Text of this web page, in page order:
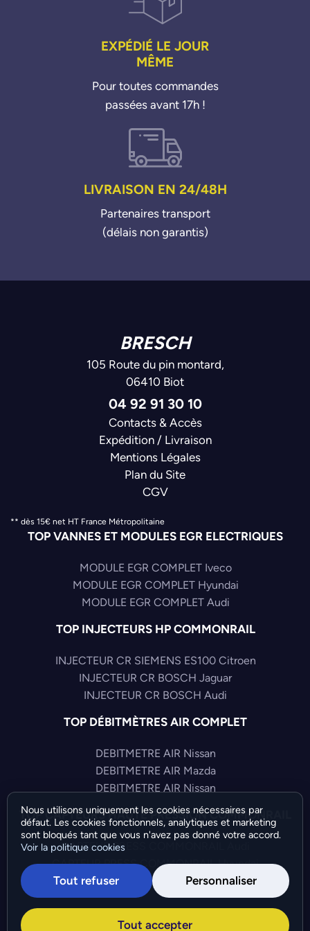
Scenic 3 19c DCI 09>
Trafic 2 20c DCI 06>EXPÉDIÉ LE JOUR
MÊME
Pour toutes commandes
passées avant 17h !
LIVRAISON EN 24/48H
Partenaires transport
(délais non garantis)
BRESCH
105 Route du pin montard,
06410 Biot
04 92 91 30 10
Contacts & Accès
Expédition / Livraison
Mentions Légales
Plan du Site
CGV
** dès 15€ net HT France Métropolitaine
TOP VANNES ET MODULES EGR ELECTRIQUES
MODULE EGR COMPLET Iveco
MODULE EGR COMPLET Hyundai
MODULE EGR COMPLET Audi
TOP INJECTEURS HP COMMONRAIL
INJECTEUR CR SIEMENS ES100 Citroen
INJECTEUR CR BOSCH Jaguar
INJECTEUR CR BOSCH Audi
TOP DÉBITMÈTRES AIR COMPLET
DEBITMETRE AIR Nissan
DEBITMETRE AIR Mazda
DEBITMETRE AIR Nissan
TOP CAPTEURS HAUTE PRESSION COMMONRAIL
CAPTEUR PRESS COMMONRAIL Audi
CAPTEUR PRESS COMMONRAIL Hyundai
CAPTEUR PRESS COMMONRAIL Volkswagen
©Bresch SAS - Copyright 2026 - Tous droits réservés -
Nous utilisons uniquement les cookies nécessaires par
défaut. Les cookies fonctionnels, analytiques et marketing
sont bloqués tant que vous n'avez pas donné votre accord.
Voir la politique cookies
Tout refuser Personnaliser
Tout accepter